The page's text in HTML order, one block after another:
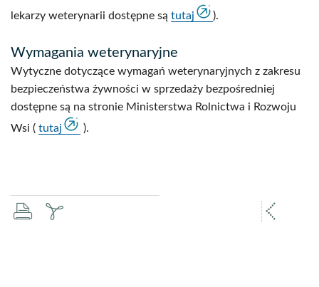
lekarzy weterynarii dostępne są tutaj ).
Wymagania weterynaryjne
Wytyczne dotyczące wymagań weterynaryjnych z zakresu
bezpieczeństwa żywności w sprzedaży bezpośredniej
dostępne są na stronie Ministerstwa Rolnictwa i Rozwoju
Wsi ( tutaj ).
drukujzapisz